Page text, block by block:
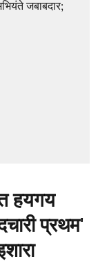
हयगय
प्रथम'